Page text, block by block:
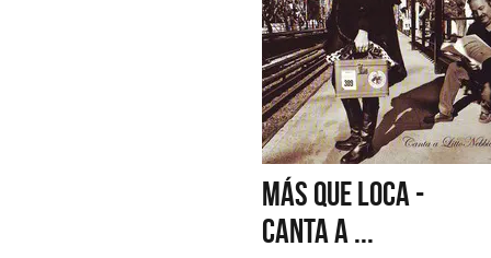
MÁS QUE LOCA -
CANTA A ...